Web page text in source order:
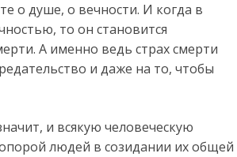
о душе, о вечности. И когда в
то он становится
А именно ведь страх смерти
и даже на то, чтобы
и всякую человеческую
людей в созидании их общей